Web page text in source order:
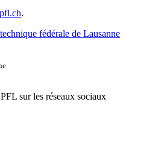
.
sur les réseaux sociaux